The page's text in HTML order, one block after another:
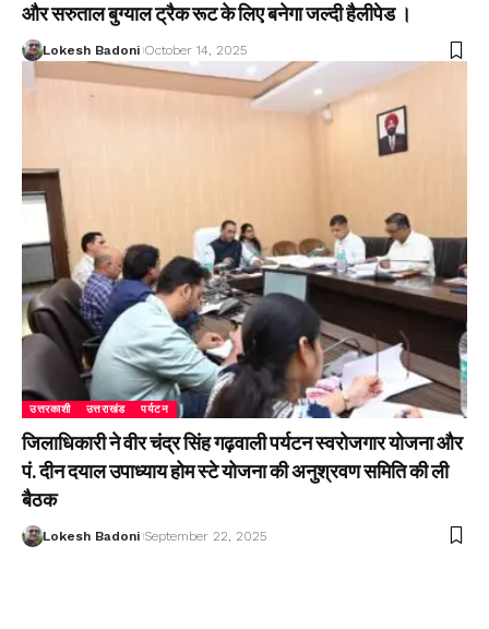
और सरुताल बुग्याल ट्रैक रूट के लिए बनेगा जल्दी हैलीपेड ।
Lokesh Badoni October 14, 2025
उत्तरकाशी उत्तराखंड पर्यटन
जिलाधिकारी ने वीर चंद्र सिंह गढ़वाली पर्यटन स्वरोजगार योजना और
पं. दीन दयाल उपाध्याय होम स्टे योजना की अनुश्रवण समिति की ली
बैठक
Lokesh Badoni September 22, 2025